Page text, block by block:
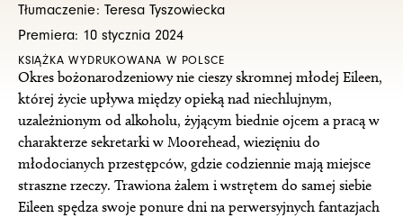
44,90 zł
do
49,90 zł
22,45 zł
do
24,95 zł
Tłumaczenie: Teresa Tyszowiecka
Premiera: 10 stycznia 2024
KSIĄŻKA WYDRUKOWANA W POLSCE
Okres bożonarodzeniowy nie cieszy skromnej młodej Eileen,
której życie upływa między opieką nad niechlujnym,
uzależnionym od alkoholu, żyjącym biednie ojcem a pracą w
charakterze sekretarki w Moorehead, wiezięniu do
młodocianych przestępców, gdzie codziennie mają miejsce
straszne rzeczy. Trawiona żalem i wstrętem do samej siebie
Eileen spędza swoje ponure dni na perwersyjnych fantazjach